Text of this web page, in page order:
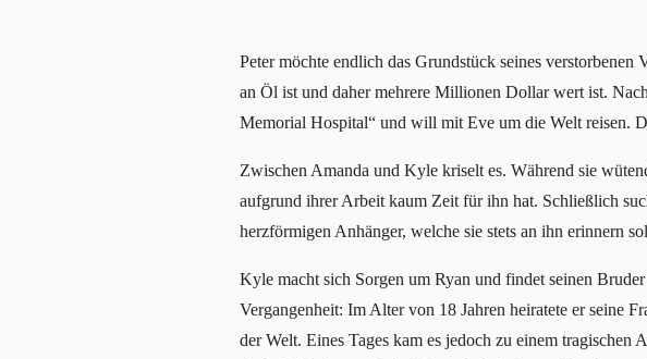
Peter möchte endlich das Grundstück seines
an Öl ist und daher mehrere Millionen Dollar wert ist.
Memorial Hospital“ und will mit Eve um die Welt reisen.
Zwischen Amanda und Kyle kriselt es. Während sie
aufgrund ihrer Arbeit kaum Zeit für ihn hat. Schließlich
herzförmigen Anhänger, welche sie stets an ihn erinnern
Kyle macht sich Sorgen um Ryan und findet seinen
Vergangenheit: Im Alter von 18 Jahren heiratete er seine
der Welt. Eines Tages kam es jedoch zu einem